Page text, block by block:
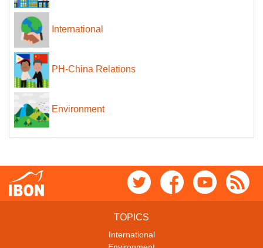
International
PH-China Relations
Environment
TOPICS
International